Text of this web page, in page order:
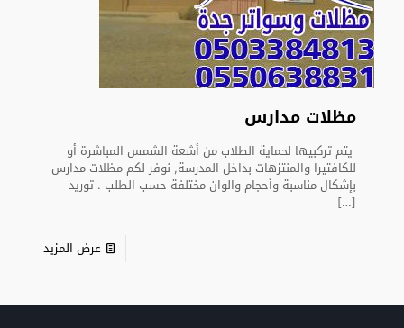
مظلات مدارس
يتم تركبيها لحماية الطلاب من أشعة الشمس المباشرة أو
للكافتيرا والمنتزهات بداخل المدرسة, نوفر لكم مظلات مدارس
بإشكال مناسبة وأحجام والوان مختلفة حسب الطلب . توريد
[…]
عرض المزيد